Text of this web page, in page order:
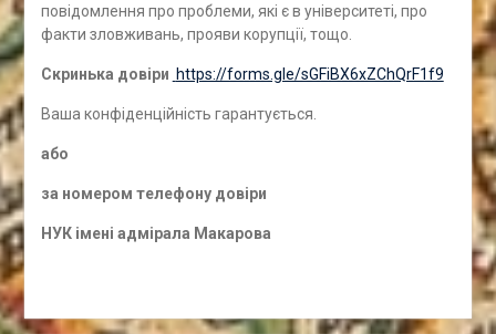
повідомлення про проблеми, які є в університеті, про
факти зловживань, прояви корупції, тощо.
Скринька довіри https://forms.gle/sGFiBX6xZChQrF1f9
Ваша конфіденційність гарантується.
або
за номером телефону довіри
НУК імені адмірала Макарова